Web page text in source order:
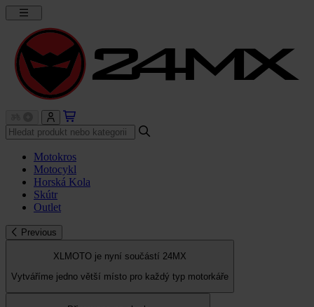
Motokros
Motocykl
Horská Kola
Skútr
Outlet
Previous
XLMOTO je nyní součástí 24MX
Vytváříme jedno větší místo pro každý typ motorkáře